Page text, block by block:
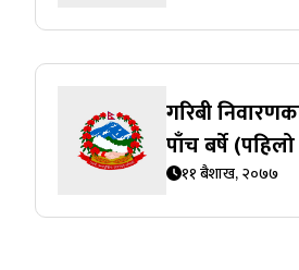
गरिबी
पाँच बर्षे
११ बैशाख, २०७७